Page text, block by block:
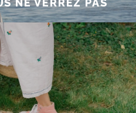
NE VERREZ PAS